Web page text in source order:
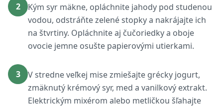
2
Kým syr mäkne, opláchnite jahody pod studenou
vodou, odstráňte zelené stopky a nakrájajte ich
na štvrtiny. Opláchnite aj čučoriedky a oboje
ovocie jemne osušte papierovými utierkami.
3
V stredne veľkej mise zmiešajte grécky jogurt,
zmäknutý krémový syr, med a vanilkový extrakt.
Elektrickým mixérom alebo metličkou šľahajte